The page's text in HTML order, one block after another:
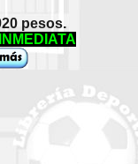
pesos.